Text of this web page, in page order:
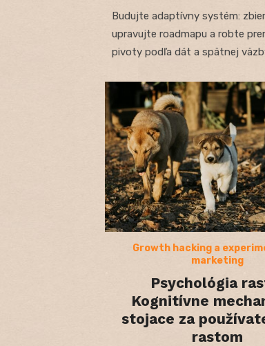
Budujte adaptívny systém:
upravujte roadmapu a robte
pivoty podľa dát a spätnej
Growth hacking a
marketing
Psychológia
Kognitívne
stojace za
rastom